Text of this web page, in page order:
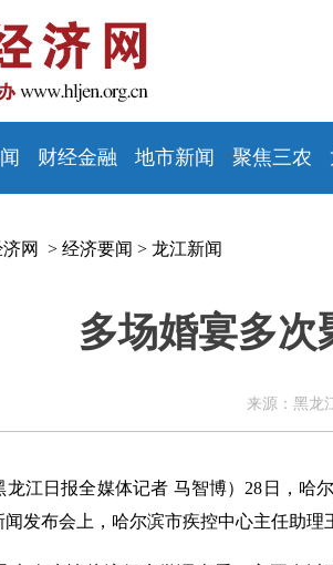
财经金融 地市新闻 聚焦三农
济网 > 经济要闻 > 龙江新闻
多场婚宴多次
来源：黑
龙江日报全媒体记者 马智博）28日，哈
发布会上，哈尔滨市疾控中心主任助理